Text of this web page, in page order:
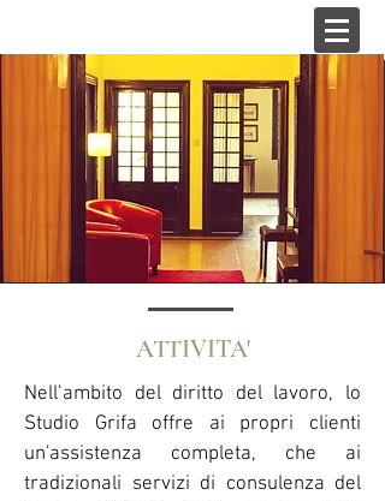
ATTIVITA'
Nell’ambito del diritto del lavoro, lo
Studio Grifa offre ai propri clienti
un'assistenza completa, che ai
tradizionali servizi di consulenza del